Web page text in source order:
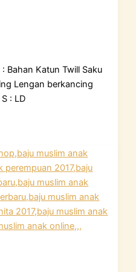
Bahan Katun Twill Saku
Lengan berkancing
: LD